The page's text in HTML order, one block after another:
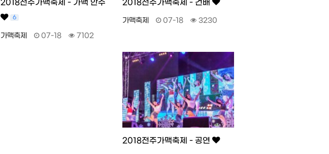
2018전주가맥축제 - 가맥 안주
6
가맥축제 07-18 7102
2018전주가맥축제 - 건배
가맥축제 07-18 3230
2018전주가맥축제 - 공연